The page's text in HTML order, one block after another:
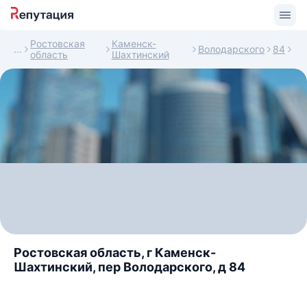
Ростовская
область
Каменск-
Шахтинский
Володарского 84
Ростовская область, г Каменск-
Шахтинский, пер Володарского, д 84